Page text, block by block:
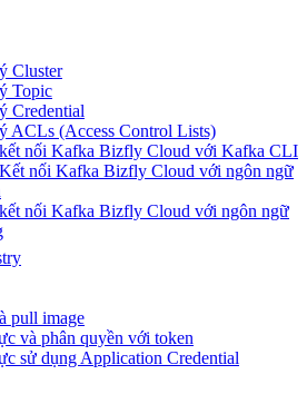
Cluster
Topic
Credential
ACLs (Access Control Lists)
nối Kafka Bizfly Cloud với Kafka CLI
nối Kafka Bizfly Cloud với ngôn ngữ
nối Kafka Bizfly Cloud với ngôn ngữ
pull image
và phân quyền với token
sử dụng Application Credential